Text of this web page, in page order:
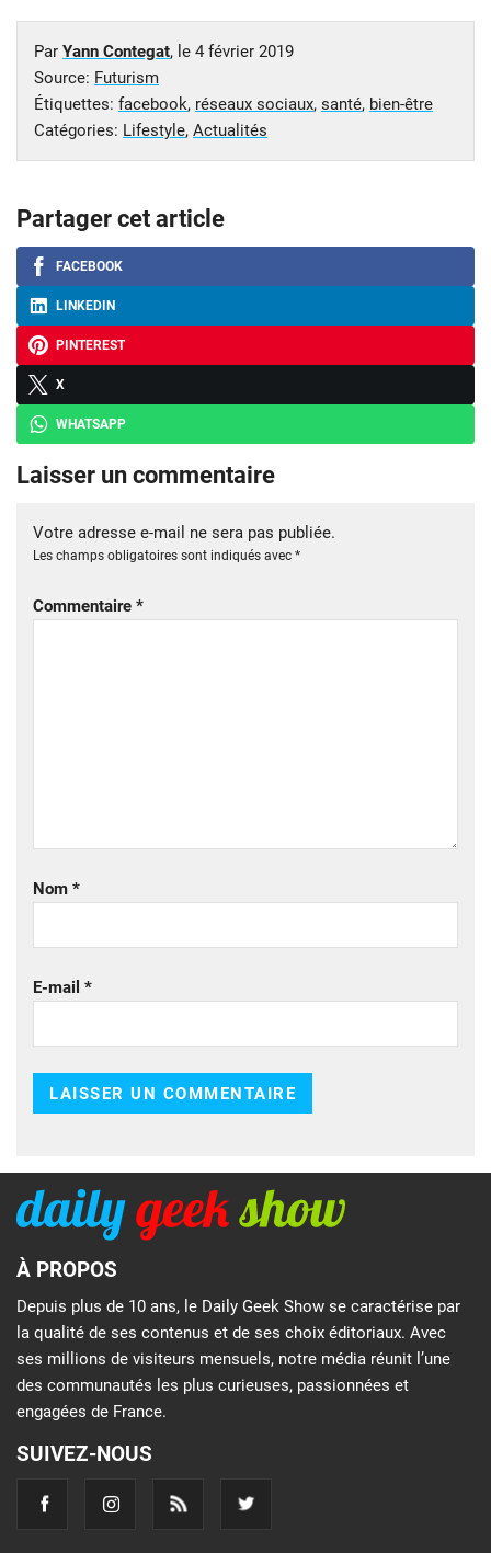
Par Yann Contegat, le 4 février 2019
Source: Futurism
Étiquettes: facebook, réseaux sociaux, santé, bien-être
Catégories: Lifestyle, Actualités
Partager cet article
FACEBOOK
LINKEDIN
PINTEREST
X
WHATSAPP
Laisser un commentaire
Votre adresse e-mail ne sera pas publiée.
Les champs obligatoires sont indiqués avec *
Commentaire *
Nom *
E-mail *
À PROPOS
Depuis plus de 10 ans, le Daily Geek Show se caractérise par
la qualité de ses contenus et de ses choix éditoriaux. Avec
ses millions de visiteurs mensuels, notre média réunit l’une
des communautés les plus curieuses, passionnées et
engagées de France.
SUIVEZ-NOUS